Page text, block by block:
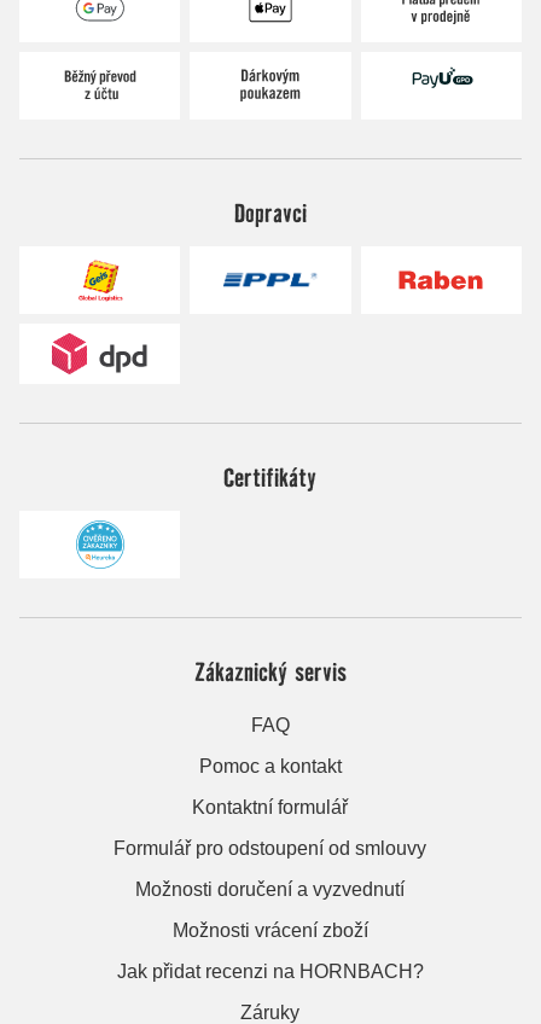
Dopravci
Certifikáty
Zákaznický servis
FAQ
Pomoc a kontakt
Kontaktní formulář
Formulář pro odstoupení od smlouvy
Možnosti doručení a vyzvednutí
Možnosti vrácení zboží
Jak přidat recenzi na HORNBACH?
Záruky